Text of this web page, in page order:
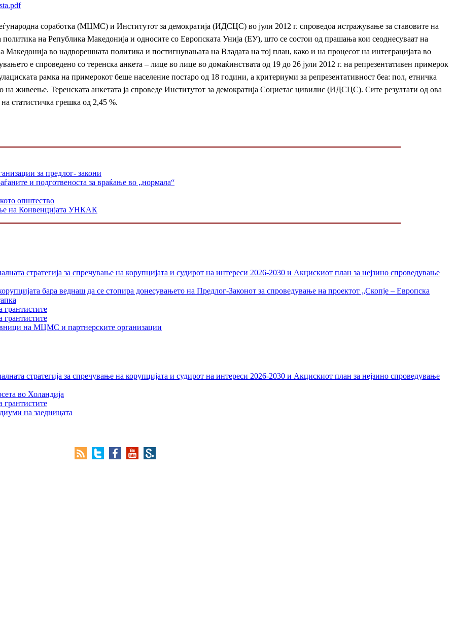
соработка (МЦМС) и Институтот за демократија (ИДСЦС) во јули 2012 г. спроведоа истражување за ставовите на
политика на Република Македонија и односите со Европската Унија (ЕУ), што се состои од прашања кои сеоднесуваат на
Македонија во надворешната политика и постигнувањата на Владата на тој план, како и на процесот на интеграцијата во
е спроведено со теренска анкета – лице во лице во домаќинствата од 19 до 26 јули 2012 г. на репрезентативен примерок
рамка на примерокот беше население постаро од 18 години, а критериуми за репрезентативност беа: пол, етничка
на живеење. Теренската анкетата ја спроведе Институтот за демократија Социетас цивилис (ИДСЦС). Сите резултати од ова
статистичка грешка од 2,45 %.
за предлог- закони
и подготвеноста за враќање во „нормала“
општество
на Конвенцијата УНКАК
стратегија за спречување на корупцијата и судирот на интереси 2026-2030 и Акцискиот план за нејзино спроведување
бара веднаш да се стопира донесувањето на Предлог-Законот за спроведување на проектот „Скопје – Европска
грантистите
грантистите
на МЦМС и партнерските организации
стратегија за спречување на корупцијата и судирот на интереси 2026-2030 и Акцискиот план за нејзино спроведување
во Холандија
грантистите
на заедницата